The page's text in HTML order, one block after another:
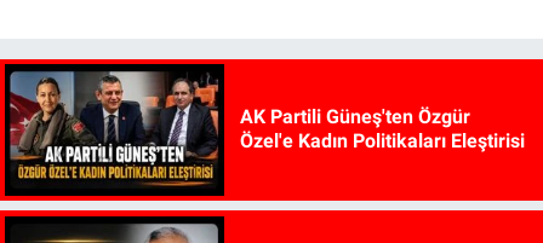
AK Partili Güneş'ten Özgür
Özel'e Kadın Politikaları Eleştirisi